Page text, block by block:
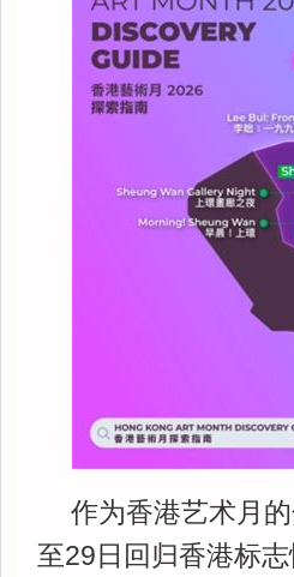
作为香港艺术月
至29日回归香港标